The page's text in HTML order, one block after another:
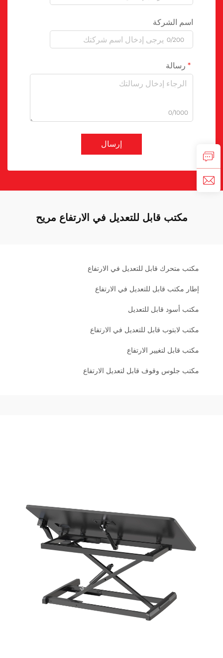
اسم الشركة
0/200
رسالة
0/1000
إرسال
مكتب قابل للتعديل في الارتفاع مريح
مكتب متحرك قابل للتعديل في الارتفاع
إطار مكتب قابل للتعديل في الارتفاع
مكتب أسود قابل للتعديل
مكتب لابتوب قابل للتعديل في الارتفاع
مكتب قابل لتغيير الارتفاع
مكتب جلوس وقوف قابل لتعديل الارتفاع